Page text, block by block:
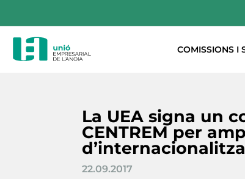
COMISSIONS I
La UEA signa un
CENTREM per
22.09.2017